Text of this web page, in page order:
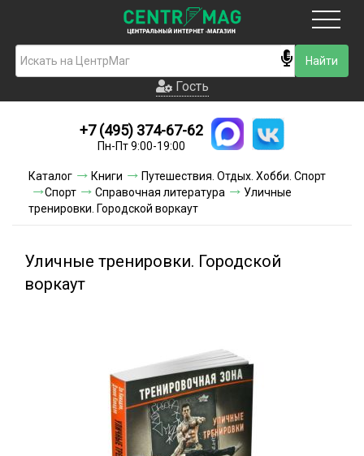
Гость
Новинки
Условия доставки
Условия оплаты
Гость
+7 (495) 374-67-62
Пн-Пт 9:00-19:00
Каталог Книги
Путешествия. Отдых. Хобби. Спорт
Спорт
Справочная литература
Уличные
тренировки. Городской воркаут
Уличные тренировки. Городской
воркаут